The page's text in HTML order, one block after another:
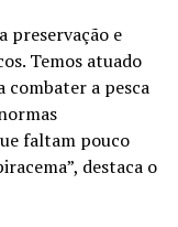
preservação e
Temos atuado
combater a pesca
faltam pouco
destaca o